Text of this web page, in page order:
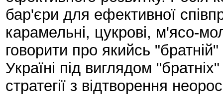
бар'єри для ефективної
карамельні, цукрові, м'ясо-
говорити про якийсь
Україні під виглядом
стратегії з відтворення